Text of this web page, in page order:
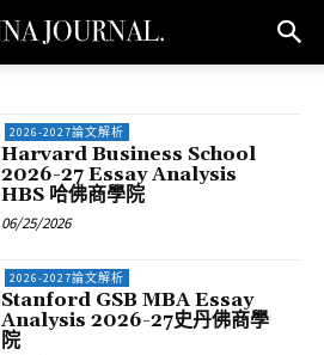
2026-2027論文解析
Harvard Business School
2026-27 Essay Analysis
HBS 哈佛商學院
06/25/2026
2026-2027論文解析
Stanford GSB MBA Essay
Analysis 2026-27史丹佛商學
院